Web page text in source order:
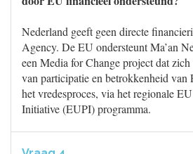
Nederland geeft geen directe
Agency. De EU ondersteunt Ma’an
een Media for Change project dat
van participatie en betrokkenheid van
het vredesproces, via het regionale
Initiative (EUPI) programma.